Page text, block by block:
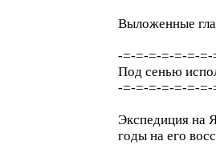
Выложенные
-=-=-=-=-=-=-=-
Под сенью
-=-=-=-=-=-=-=-
Экспедиция на
годы на его